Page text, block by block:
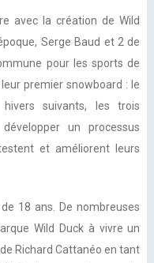
avec la création de Wild
Serge Baud et 2 de
pour les sports de
premier snowboard : le
suivants, les trois
un processus
et améliorent leurs
18 ans. De nombreuses
Wild Duck à vivre un
Richard Cattanéo en tant